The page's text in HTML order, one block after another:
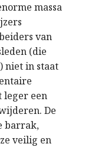
massa
van
(die
niet in staat
leger een
De
barrak,
veilig en